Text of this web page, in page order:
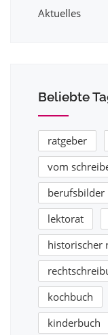
Aktuelles
Beliebte
ratgeber
vom
berufsbilder
lektorat
historischer
kochbuch
kinderbuch